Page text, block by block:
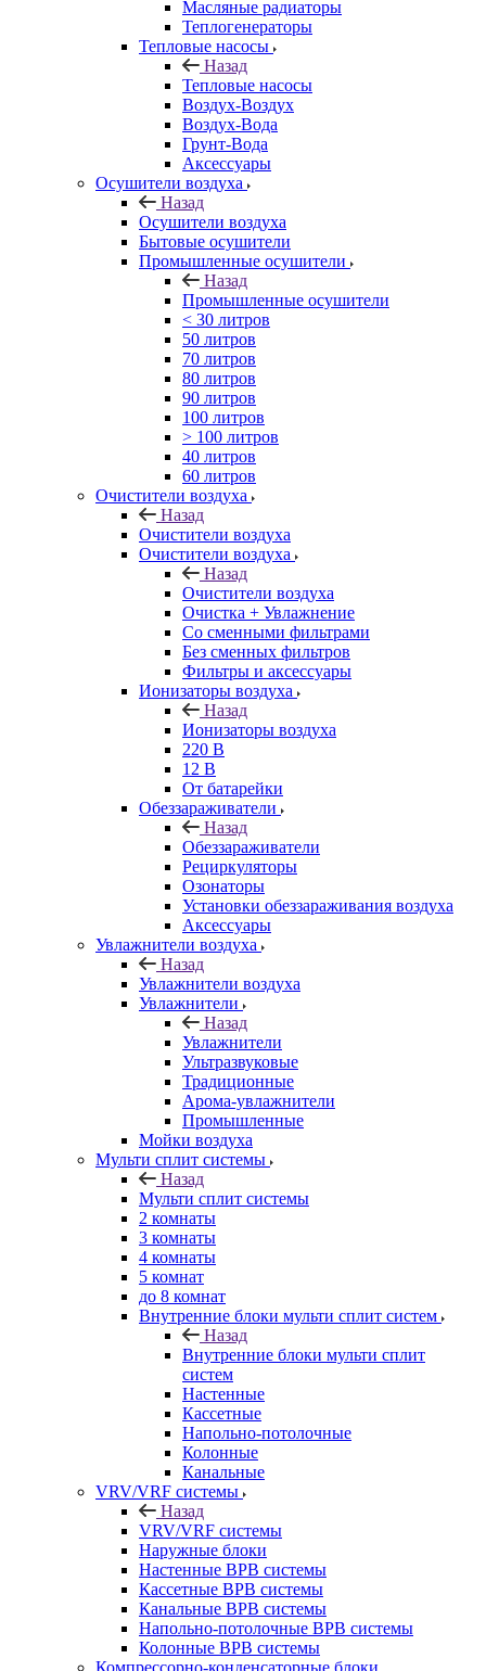
Масляные радиаторы
Теплогенераторы
Тепловые насосы
Назад
Тепловые насосы
Воздух-Воздух
Воздух-Вода
Грунт-Вода
Аксессуары
Осушители воздуха
Назад
Осушители воздуха
Бытовые осушители
Промышленные осушители
Назад
Промышленные осушители
< 30 литров
50 литров
70 литров
80 литров
90 литров
100 литров
> 100 литров
40 литров
60 литров
Очистители воздуха
Назад
Очистители воздуха
Очистители воздуха
Назад
Очистители воздуха
Очистка + Увлажнение
Cо сменными фильтрами
Без сменных фильтров
Фильтры и аксессуары
Ионизаторы воздуха
Назад
Ионизаторы воздуха
220 В
12 В
От батарейки
Обеззараживатели
Назад
Обеззараживатели
Рециркуляторы
Озонаторы
Установки обеззараживания воздуха
Аксессуары
Увлажнители воздуха
Назад
Увлажнители воздуха
Увлажнители
Назад
Увлажнители
Ультразвуковые
Традиционные
Арома-увлажнители
Промышленные
Мойки воздуха
Мульти сплит системы
Назад
Мульти сплит системы
2 комнаты
3 комнаты
4 комнаты
5 комнат
до 8 комнат
Внутренние блоки мульти сплит систем
Назад
Внутренние блоки мульти сплит
систем
Настенные
Кассетные
Напольно-потолочные
Колонные
Канальные
VRV/VRF системы
Назад
VRV/VRF системы
Наружные блоки
Настенные ВРВ системы
Кассетные ВРВ системы
Канальные ВРВ системы
Напольно-потолочные ВРВ системы
Колонные ВРВ системы
Компрессорно-конденсаторные блоки